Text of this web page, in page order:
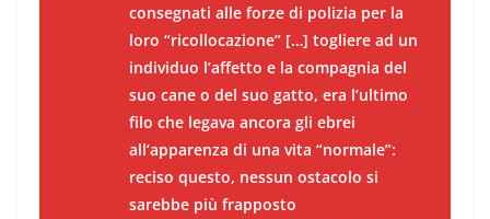
consegnati alle forze di polizia per la
loro “ricollocazione” […] togliere ad un
individuo l’affetto e la compagnia del
suo cane o del suo gatto, era l’ultimo
filo che legava ancora gli ebrei
all’apparenza di una vita “normale”:
reciso questo, nessun ostacolo si
sarebbe più frapposto